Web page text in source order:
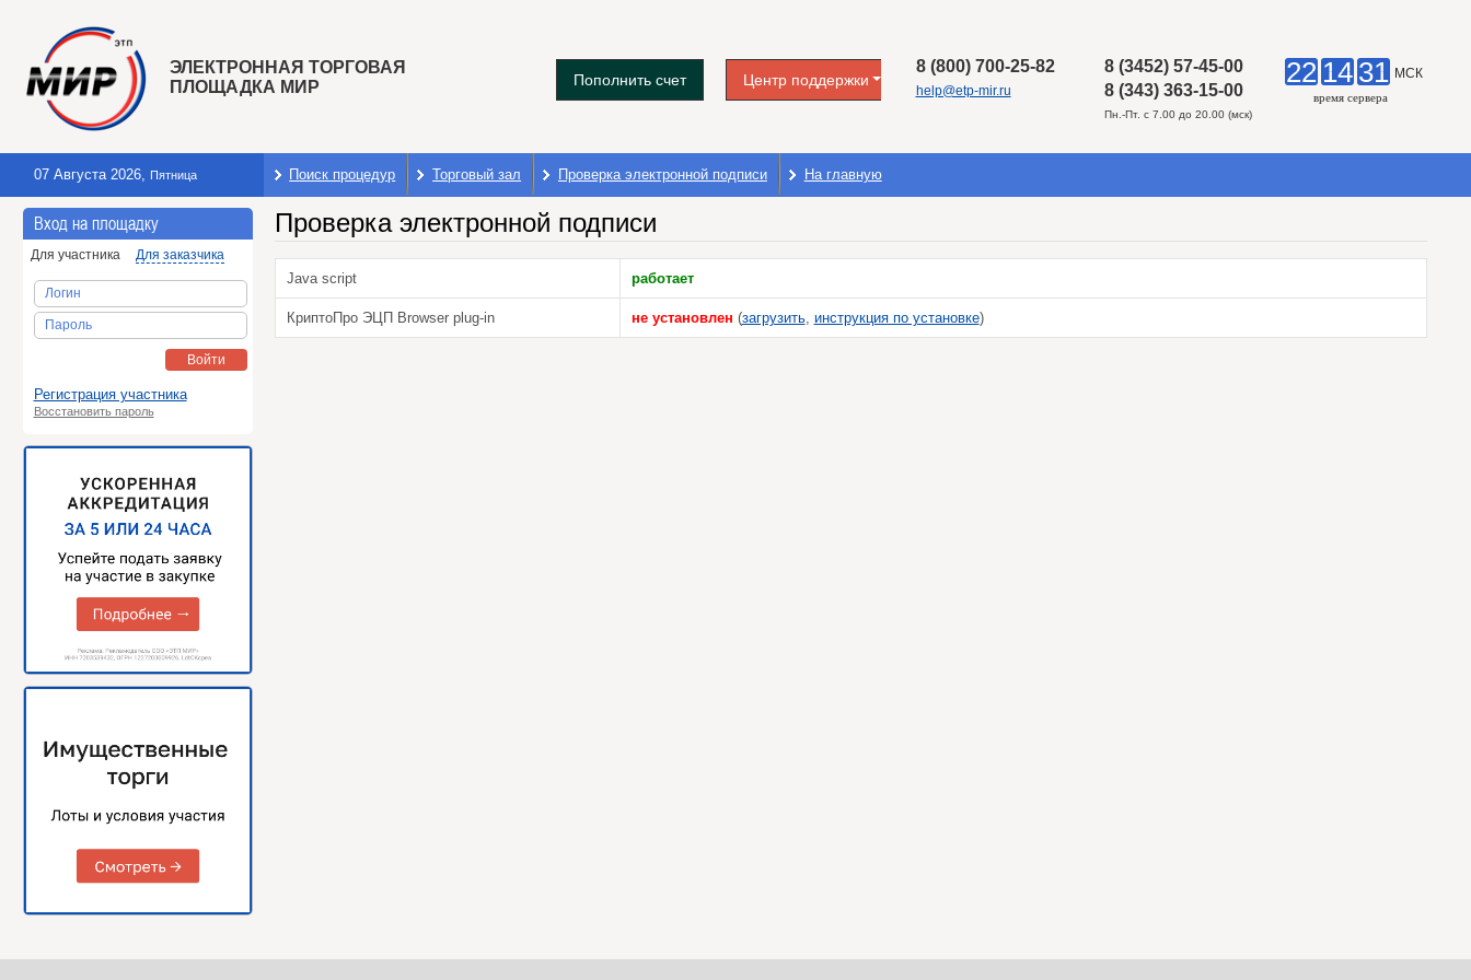
22 14 31 МСК
время сервера
ЭЛЕКТРОННАЯ ТОРГОВАЯ
ПЛОЩАДКА МИР
8 (3452) 57-45-00
8 (343) 363-15-00
Пн.-Пт. с 7.00 до 20.00 (мск)
8 (800) 700-25-82
help@etp-mir.ru
Центр поддержки
Пополнить счет
07 Августа 2026, Пятница Поиск процедур Торговый зал Проверка электронной подписи На главную
Вход на площадку
Для участника Для заказчика
Логин
Пароль
Войти
Регистрация участника
Восстановить пароль
Проверка электронной подписи
Java script работает
КриптоПро ЭЦП Browser plug-in не установлен (загрузить, инструкция по установке)